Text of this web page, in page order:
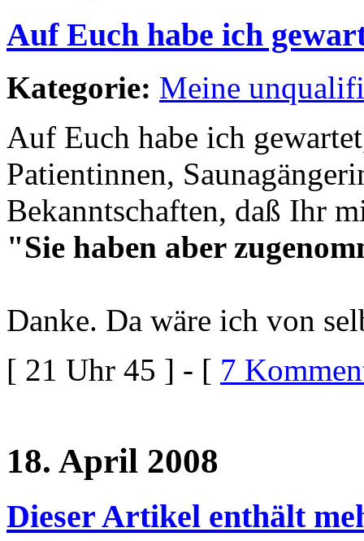
Auf Euch habe ich
Kategorie: Meine
Auf Euch habe ich
Patientinnen,
Bekanntschaften, daß Ihr
"Sie haben aber
Danke. Da wäre ich von
[ 21 Uhr 45 ] - [ 7
18. April 2008
Dieser Artikel enthält